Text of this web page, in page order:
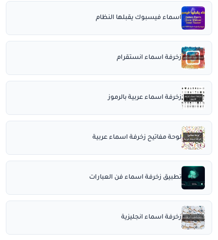
اسماء فيسبوك يقبلها النظام
زخرفة اسماء انستقرام
زخرفة اسماء عربية بالرموز
لوحة مفاتيح زخرفة اسماء عربية
تطبيق زخرفة اسماء فن العبارات
زخرفة اسماء انجليزية